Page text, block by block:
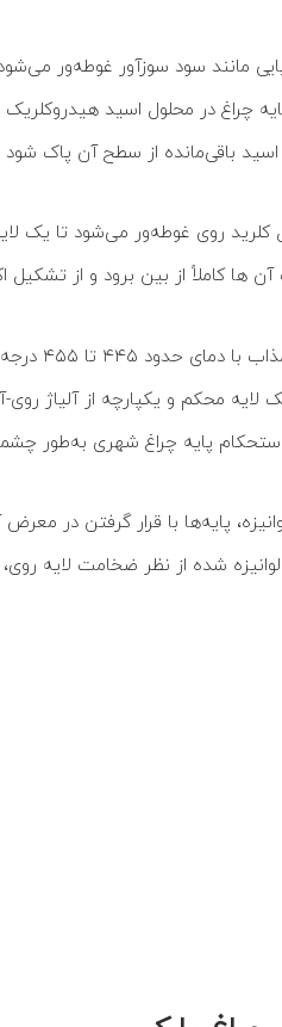
مانند سود سوزآور غوطه‌ور
چراغ در محلول اسید
باقی‌مانده از سطح آن پاک شود و
محکم و یکپارچه از آلیاژ
پایه چراغ شهری به‌طور
پایه‌ها با قرار
شده از نظر ضخامت لایه